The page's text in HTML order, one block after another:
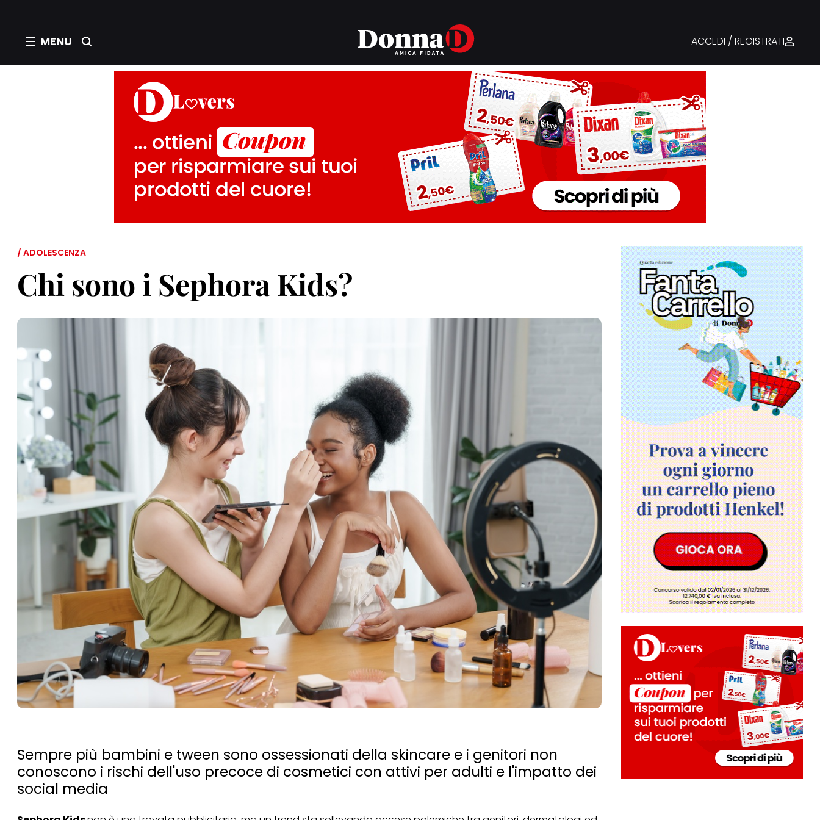
MENU ACCEDI / REGISTRATI
/ ADOLESCENZA
Chi sono i Sephora Kids?
Sempre più bambini e tween sono ossessionati della skincare e i genitori non
conoscono i rischi dell'uso precoce di cosmetici con attivi per adulti e l'impatto dei
social media